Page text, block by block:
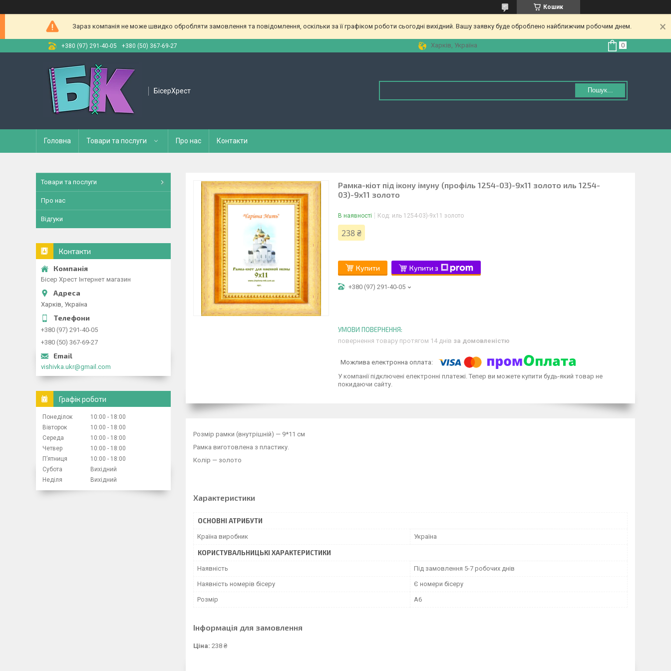
Кошик
Зараз компанія не може швидко обробляти замовлення та повідомлення, оскільки за її графіком роботи сьогодні вихідний. Вашу заявку буде оброблено найближчим робочим днем.
+380 (97) 291-40-05 +380 (50) 367-69-27 Харків, Україна
БісерХрест Пошук...
Головна Товари та послуги Про нас Контакти
Рамка-кіот під ікону імуну (профіль 1254-03)-9х11 золото иль 1254-
03)-9х11 золото
В наявності Код: иль 1254-03)-9х11 золото
238 ₴
Купити Купити з
+380 (97) 291-40-05
повернення товару протягом 14 днів за домовленістю
У компанії підключені електронні платежі. Тепер ви можете купити будь-який товар не
покидаючи сайту.
Розмір рамки (внутрішній) — 9*11 см
Рамка виготовлена з пластику.
Колір — золото
Характеристики
ОСНОВНІ АТРИБУТИ
Країна виробник Україна
КОРИСТУВАЛЬНИЦЬКІ ХАРАКТЕРИСТИКИ
Наявність Під замовлення 5-7 робочих днів
Наявність номерів бісеру Є номери бісеру
Розмір А6
Інформація для замовлення
Ціна: 238 ₴
Товари та послуги
Про нас
Відгуки
Контакти
Бісер Хрест Інтернет магазин
Харків, Україна
+380 (97) 291-40-05
+380 (50) 367-69-27
vishivka.ukr@gmail.com
Графік роботи
Понеділок 10:00
18:00
Вівторок
10:00
18:00
Середа
10:00
18:00
Четвер
10:00
18:00
Пʼятниця
10:00
18:00
Субота
Вихідний
Неділя
Вихідний